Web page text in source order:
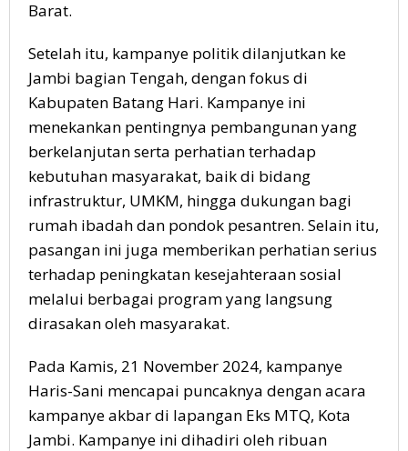
Barat.
Setelah itu, kampanye politik dilanjutkan ke
Jambi bagian Tengah, dengan fokus di
Kabupaten Batang Hari. Kampanye ini
menekankan pentingnya pembangunan yang
berkelanjutan serta perhatian terhadap
kebutuhan masyarakat, baik di bidang
infrastruktur, UMKM, hingga dukungan bagi
rumah ibadah dan pondok pesantren. Selain itu,
pasangan ini juga memberikan perhatian serius
terhadap peningkatan kesejahteraan sosial
melalui berbagai program yang langsung
dirasakan oleh masyarakat.
Pada Kamis, 21 November 2024, kampanye
Haris-Sani mencapai puncaknya dengan acara
kampanye akbar di lapangan Eks MTQ, Kota
Jambi. Kampanye ini dihadiri oleh ribuan